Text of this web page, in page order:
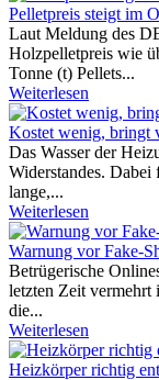
Pelletpreis steigt im
Laut Meldung des
Holzpelletpreis wie
Tonne (t) Pellets...
Weiterlesen
Kostet wenig, bringt
Das Wasser der
Widerstandes.
lange,...
Weiterlesen
Warnung vor Fake-
Betrügerische
letzten Zeit vermehrt
die...
Weiterlesen
Heizkörper richtig